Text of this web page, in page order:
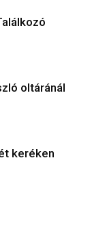
oltáránál
keréken